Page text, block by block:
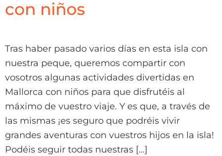
con niños
Tras haber pasado varios días en esta isla con
nuestra peque, queremos compartir con
vosotros algunas actividades divertidas en
Mallorca con niños para que disfrutéis al
máximo de vuestro viaje. Y es que, a través de
las mismas ¡es seguro que podréis vivir
grandes aventuras con vuestros hijos en la isla!
Podéis seguir todas nuestras […]